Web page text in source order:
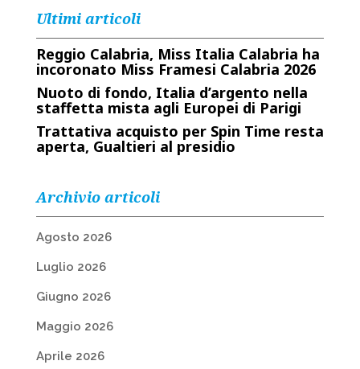
Ultimi articoli
Reggio Calabria, Miss Italia Calabria ha
incoronato Miss Framesi Calabria 2026
Nuoto di fondo, Italia d’argento nella
staffetta mista agli Europei di Parigi
Trattativa acquisto per Spin Time resta
aperta, Gualtieri al presidio
Archivio articoli
Agosto 2026
Luglio 2026
Giugno 2026
Maggio 2026
Aprile 2026